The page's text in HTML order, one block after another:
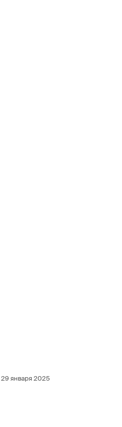
29 января 2025